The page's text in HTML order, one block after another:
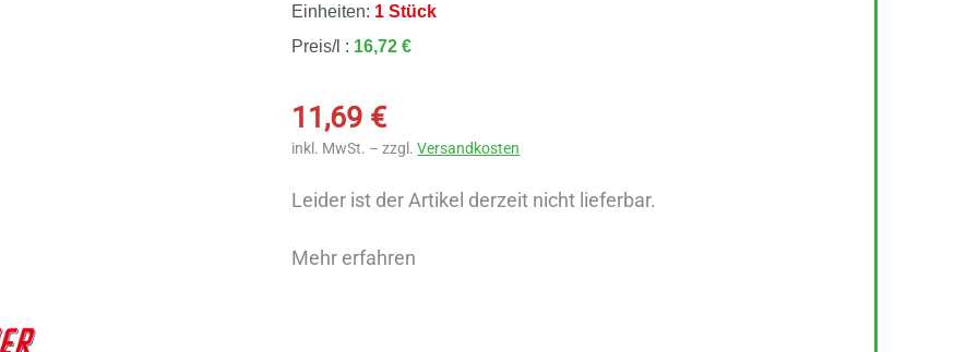
Einheiten: 1 Stück
Preis/l : 16,72 €
11,69 €
inkl. MwSt. – zzgl.Versandkosten
Leider ist der Artikel derzeit nicht lieferbar.
Mehr erfahren